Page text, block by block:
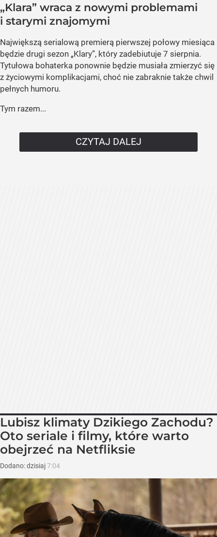
„Klara” wraca z nowymi problemami
i starymi znajomymi
Największą serialową premierą pierwszej połowy miesiąca
będzie drugi sezon „Klary”, który zadebiutuje 7 sierpnia.
Tytułowa bohaterka ponownie będzie musiała zmierzyć się
z życiowymi komplikacjami, choć nie zabraknie także chwil
pełnych humoru.
Tym razem...
CZYTAJ DALEJ
Lubisz klimaty Dzikiego Zachodu?
Oto seriale i filmy, które warto
obejrzeć na Netfliksie
Dodano:dzisiaj7:04